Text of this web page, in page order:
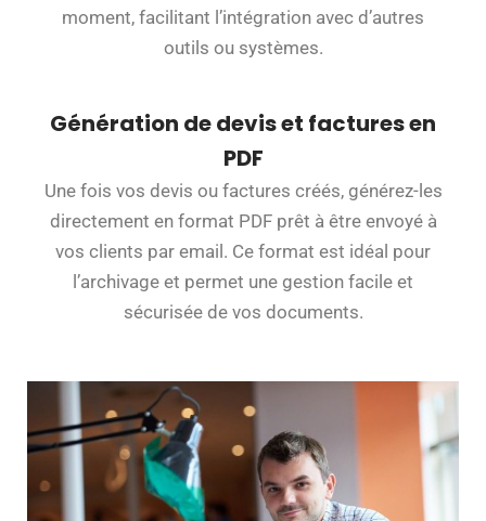
moment, facilitant l’intégration avec d’autres
outils ou systèmes.
Génération de devis et factures en
PDF
Une fois vos devis ou factures créés, générez-les
directement en format PDF prêt à être envoyé à
vos clients par email. Ce format est idéal pour
l’archivage et permet une gestion facile et
sécurisée de vos documents.